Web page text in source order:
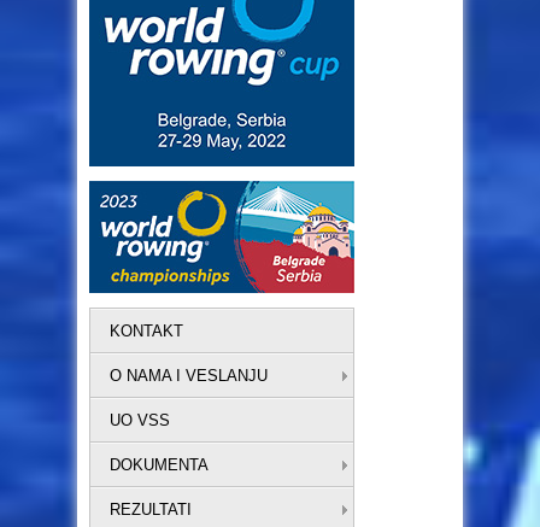
KONTAKT
O NAMA I VESLANJU
UO VSS
DOKUMENTA
REZULTATI